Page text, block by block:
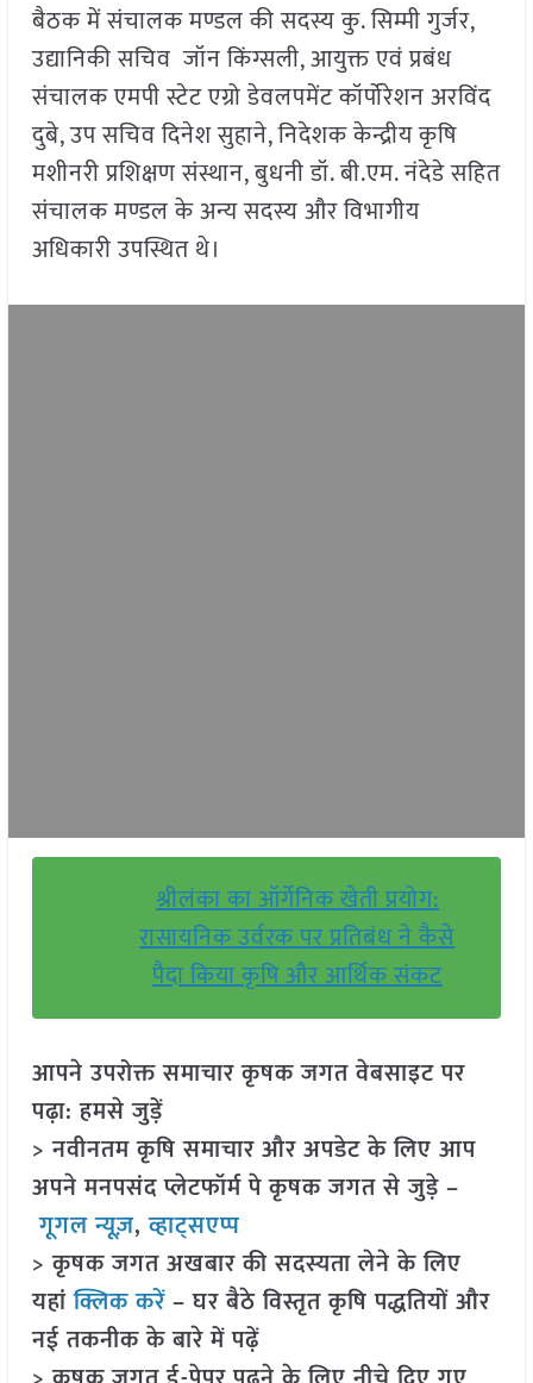
बैठक में संचालक मण्डल की सदस्य कु. सिम्मी गुर्जर,
उद्यानिकी सचिव जॉन किंग्सली, आयुक्त एवं प्रबंध
संचालक एमपी स्टेट एग्रो डेवलपमेंट कॉर्पोरेशन अरविंद
दुबे, उप सचिव दिनेश सुहाने, निदेशक केन्द्रीय कृषि
मशीनरी प्रशिक्षण संस्थान, बुधनी डॉ. बी.एम. नंदेडे सहित
संचालक मण्डल के अन्य सदस्य और विभागीय
अधिकारी उपस्थित थे।
श्रीलंका का ऑर्गेनिक खेती प्रयोग:
रासायनिक उर्वरक पर प्रतिबंध ने कैसे
पैदा किया कृषि और आर्थिक संकट
आपने उपरोक्त समाचार कृषक जगत वेबसाइट पर
पढ़ा: हमसे जुड़ें
> नवीनतम कृषि समाचार और अपडेट के लिए आप
अपने मनपसंद प्लेटफॉर्म पे कृषक जगत से जुड़े –
गूगल न्यूज़,व्हाट्सएप्प
> कृषक जगत अखबार की सदस्यता लेने के लिए
यहांक्लिक करें– घर बैठे विस्तृत कृषि पद्धतियों और
नई तकनीक के बारे में पढ़ें